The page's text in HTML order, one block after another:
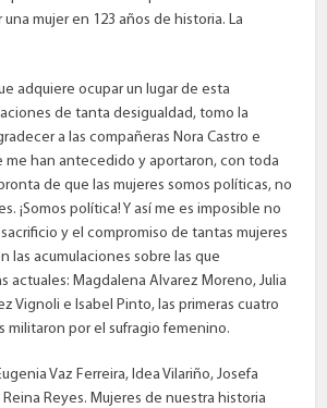
una mujer en 123 años de historia. La
adquiere ocupar un lugar de esta
de tanta desigualdad, tomo la
a las compañeras Nora Castro e
me han antecedido y aportaron, con toda
de que las mujeres somos políticas, no
¡Somos política! Y así me es imposible no
y el compromiso de tantas mujeres
las acumulaciones sobre las que
actuales: Magdalena Alvarez Moreno, Julia
Vignoli e Isabel Pinto, las primeras cuatro
militaron por el sufragio femenino.
Vaz Ferreira, Idea Vilariño, Josefa
Reyes. Mujeres de nuestra historia